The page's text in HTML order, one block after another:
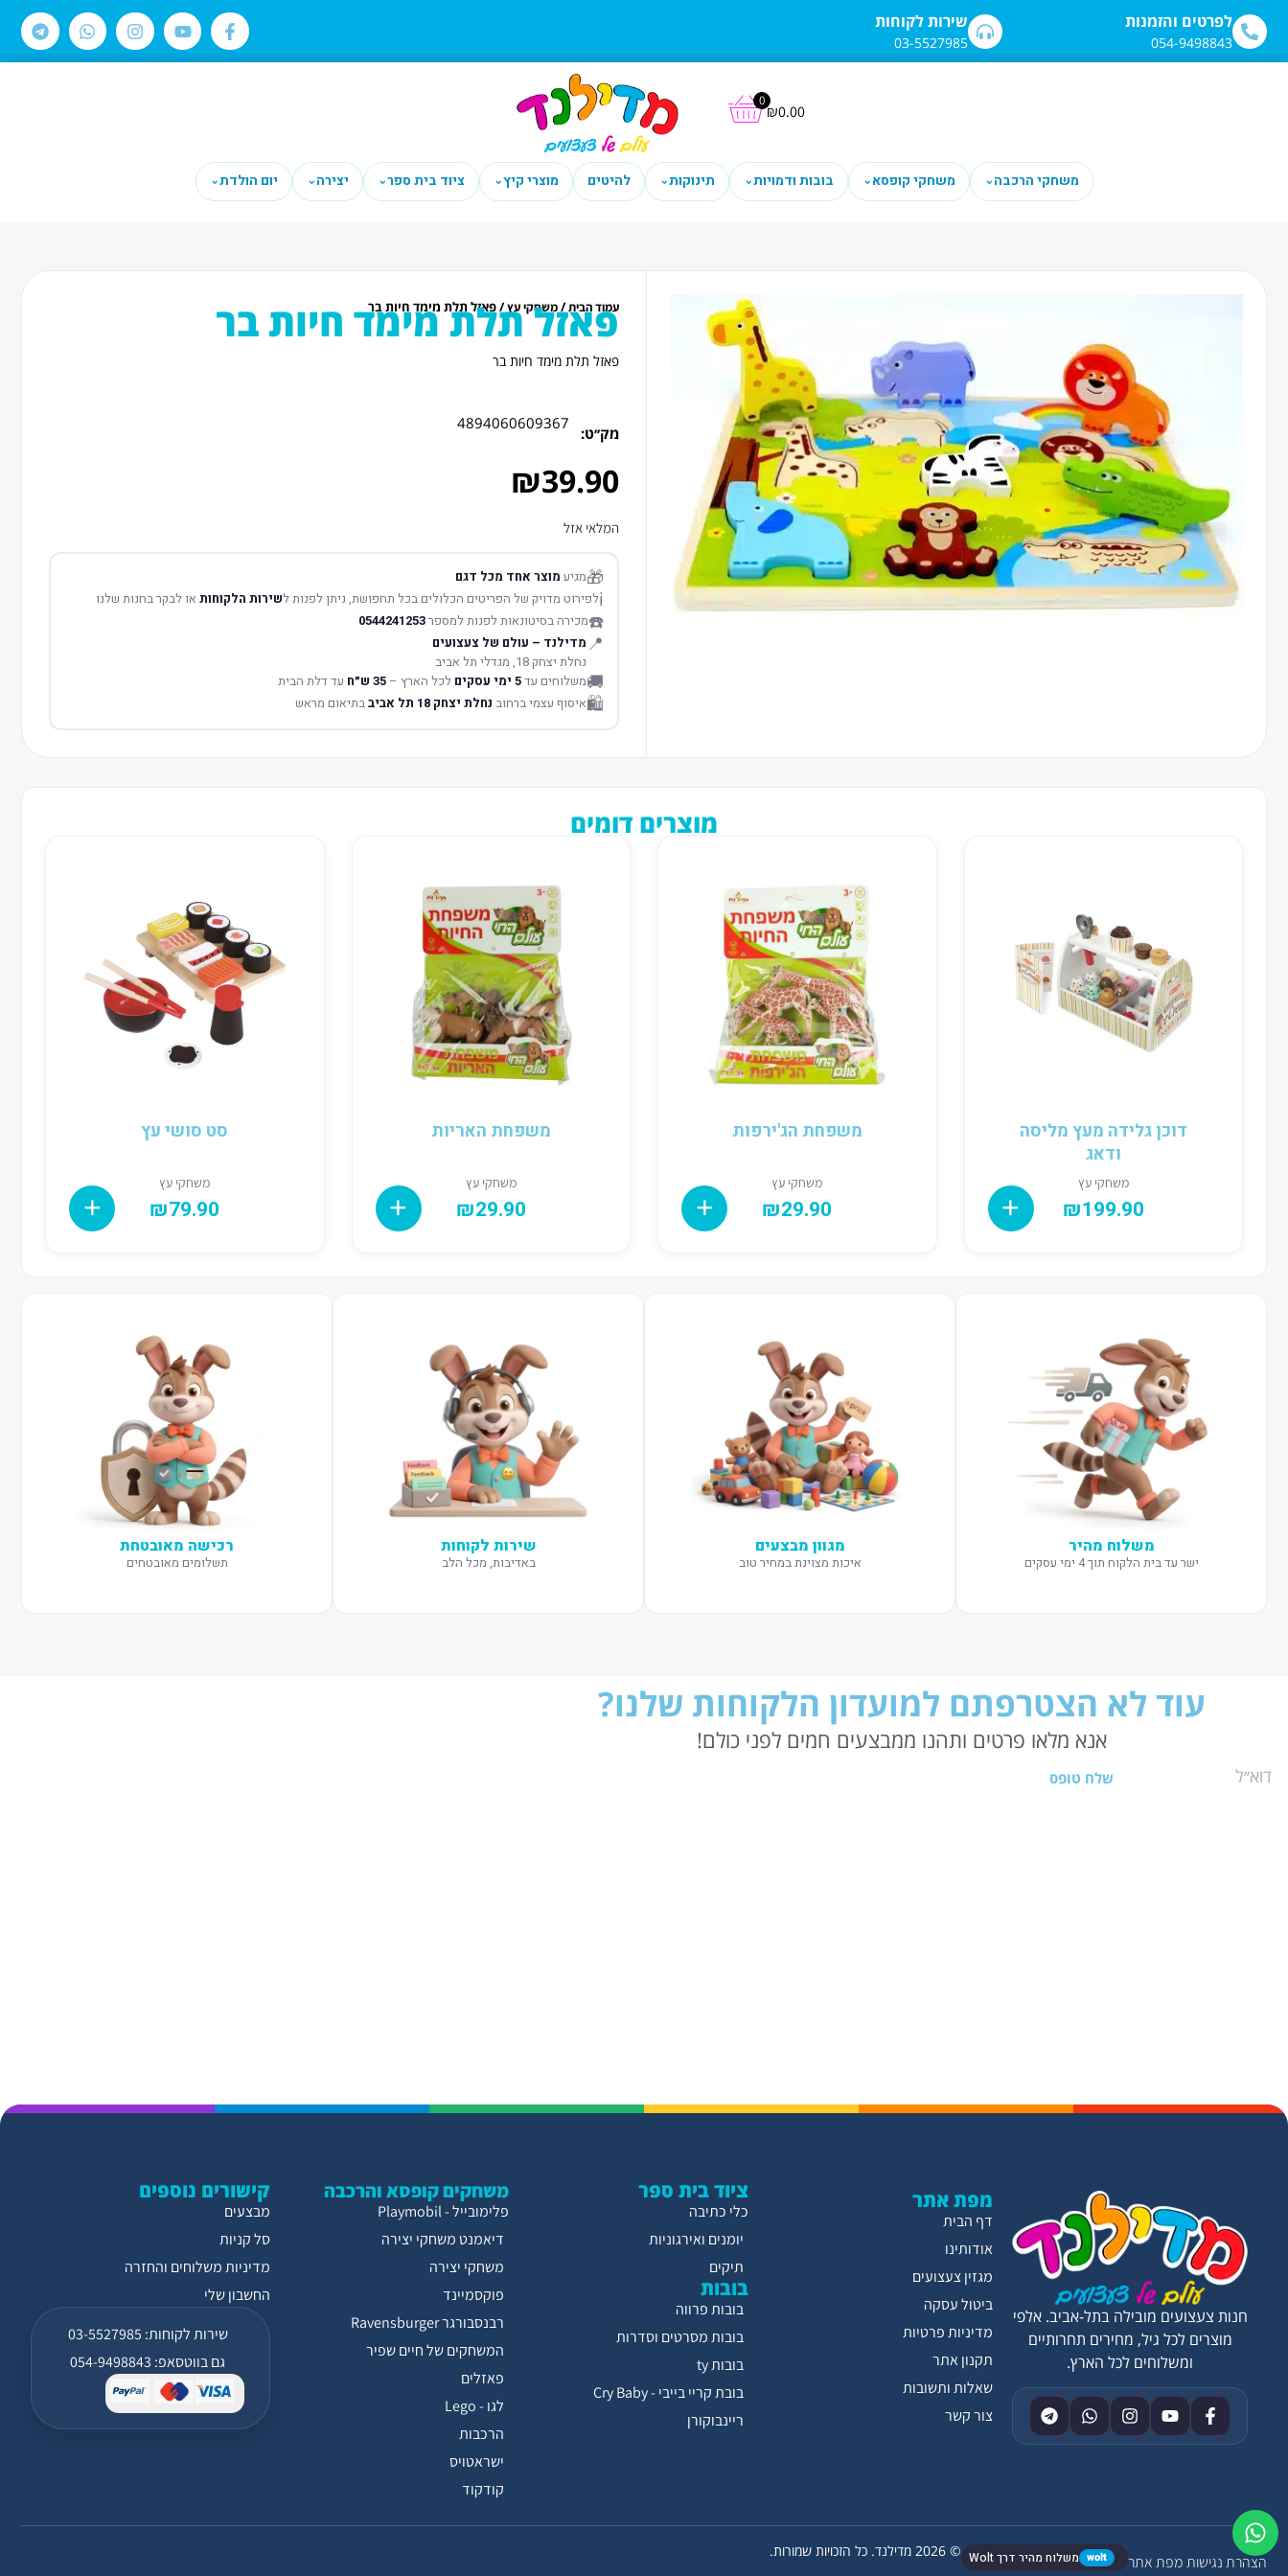
לתוכן שירות לקוחות
03-5527985
לפרטים והזמנות
054-9498843
₪0.00
0
משחקי הרכבה⌄ משחקי קופסא⌄ בובות ודמויות⌄ תינוקות⌄ להיטים מוצרי קיץ⌄ ציוד בית ספר⌄ יצירה⌄ יום הולדת⌄
עמוד הבית/משחקי עץ/ פאזל תלת מימד חיות בר
פאזל תלת מימד חיות בר
פאזל תלת מימד חיות בר
מק׳׳ט:
4894060609367
₪39.90
המלאי אזל
🎁מגיע מוצר אחד מכל דגם
ℹ️לפירוט מדויק של הפריטים הכלולים בכל תחפושת, ניתן לפנות לשירות הלקוחותאו לבקר בחנות שלנו
☎️מכירה בסיטונאות לפנות למספר0544241253
📍 מדילנד – עולם של צעצועים
נחלת יצחק 18, מגדלי תל אביב
🚚משלוחים עד5 ימי עסקים לכל הארץ –35 ש״ח עד דלת הבית
🛍️איסוף עצמי ברחוב נחלת יצחק 18 תל אביב בתיאום מראש
מוצרים דומים
דוכן גלידה מעץ מליסה
ודאג
משחקי עץ
₪199.90
משפחת הג'ירפות
משחקי עץ
₪29.90
משפחת האריות
משחקי עץ
₪29.90
סט סושי עץ
משחקי עץ
₪79.90
משלוח מהיר
ישר עד בית הלקוח תוך 4 ימי עסקים
מגוון מבצעים
איכות מצוינת במחיר טוב
שירות לקוחות
באדיבות, מכל הלב
רכישה מאובטחת
תשלומים מאובטחים
עוד לא הצטרפתם למועדון הלקוחות שלנו?
אנא מלאו פרטים ותהנו ממבצעים חמים לפני כולם!
שלח טופס
הצהרת נגישותמפת אתר wolt משלוח מהיר דרך Wolt © 2026 מדילנד. כל הזכויות שמורות.
קישורים נוספים
מבצעים
סל קניות
מדיניות משלוחים והחזרה
החשבון שלי
שירות לקוחות: 03-5527985
גם בווטסאפ: 054-9498843
משחקים קופסא והרכבה
פלימובייל - Playmobil
דיאמנט משחקי יצירה
משחקי יצירה
פוקסמיינד
רבנסבורגר Ravensburger
המשחקים של חיים שפיר
פאזלים
לגו - Lego
הרכבות
ישראטויס
קודקוד
ציוד בית ספר
כלי כתיבה
יומנים ואירגוניות
תיקים
בובות
בובות פרווה
בובות מסרטים וסדרות
בובות ty
בובת קריי בייבי - Cry Baby
ריינבוקורן
מפת אתר
דף הבית
אודותינו
מגזין צעצועים
ביטול עסקה
מדיניות פרטיות
תקנון אתר
שאלות ותשובות
צור קשר
חנות צעצועים מובילה בתל-אביב. אלפי
מוצרים לכל גיל, מחירים תחרותיים
ומשלוחים לכל הארץ.